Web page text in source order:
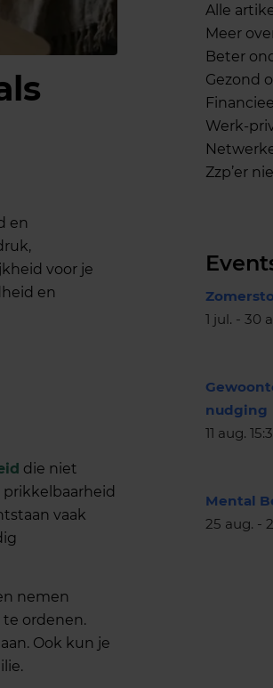
en
voor je
en
die niet
vaak
nemen
ordenen.
Ook kun je
Alle
Meer
Beter
Gezond
Financieel
Werk-
Zzp’er
1 jul. - 30
nudging
11 aug.
Mental
25 aug. -